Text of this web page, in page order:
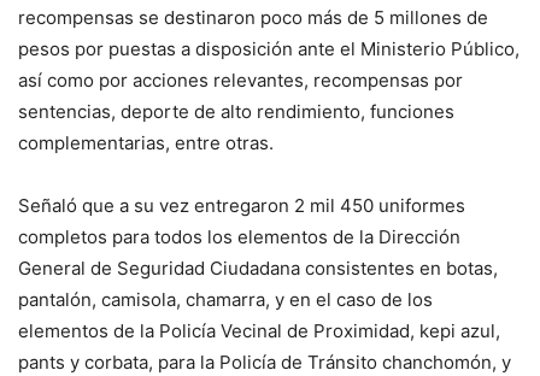
recompensas se destinaron poco más de 5 millones de
pesos por puestas a disposición ante el Ministerio Público,
así como por acciones relevantes, recompensas por
sentencias, deporte de alto rendimiento, funciones
complementarias, entre otras.
Señaló que a su vez entregaron 2 mil 450 uniformes
completos para todos los elementos de la Dirección
General de Seguridad Ciudadana consistentes en botas,
pantalón, camisola, chamarra, y en el caso de los
elementos de la Policía Vecinal de Proximidad, kepi azul,
pants y corbata, para la Policía de Tránsito chanchomón, y